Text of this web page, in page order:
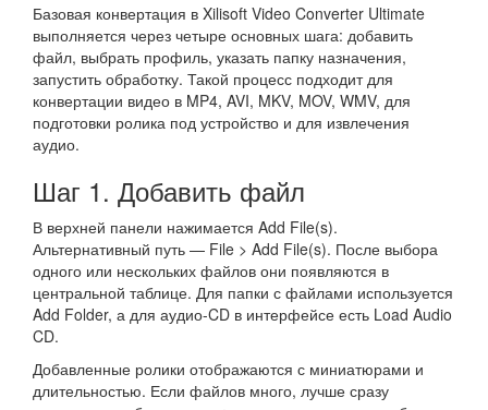
Базовая конвертация в Xilisoft Video Converter Ultimate
выполняется через четыре основных шага: добавить
файл, выбрать профиль, указать папку назначения,
запустить обработку. Такой процесс подходит для
конвертации видео в MP4, AVI, MKV, MOV, WMV, для
подготовки ролика под устройство и для извлечения
аудио.
Шаг 1. Добавить файл
В верхней панели нажимается Add File(s).
Альтернативный путь — File > Add File(s). После выбора
одного или нескольких файлов они появляются в
центральной таблице. Для папки с файлами используется
Add Folder, а для аудио-CD в интерфейсе есть Load Audio
CD.
Добавленные ролики отображаются с миниатюрами и
длительностью. Если файлов много, лучше сразу